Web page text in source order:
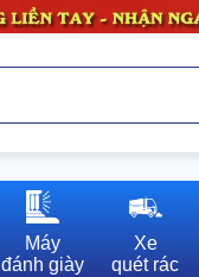
Máy
đánh giày
Xe
quét rác